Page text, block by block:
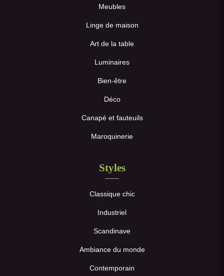
Meubles
Linge de maison
Art de la table
Luminaires
Bien-être
Déco
Canapé et fauteuils
Maroquinerie
Styles
Classique chic
Industriel
Scandinave
Ambiance du monde
Contemporain